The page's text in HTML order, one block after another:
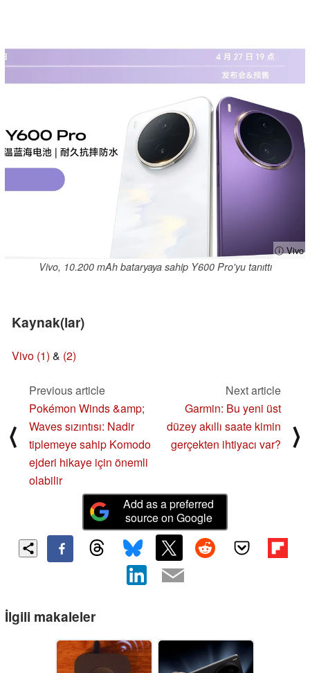
ⓘ Vivo
Vivo, 10.200 mAh bataryaya sahip Y600 Pro'yu tanıttı
Kaynak(lar)
Vivo (1) & (2)
⟨
Previous article
Pokémon Winds &amp;
Waves sızıntısı: Nadir
tiplemeye sahip Komodo
ejderi hikaye için önemli
olabilir
Next article
Garmin: Bu yeni üst
düzey akıllı saate kimin
gerçekten ihtiyacı var?
⟩
Add as a preferred
source on Google
İlgili makaleler